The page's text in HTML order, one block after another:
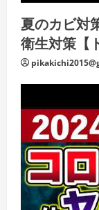
夏のカビ対
衛生対策【